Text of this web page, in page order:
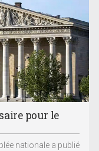
pour le
nationale a publié